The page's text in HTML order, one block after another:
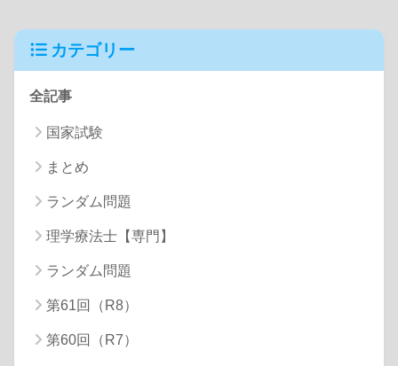
カテゴリー
全記事
国家試験
まとめ
ランダム問題
理学療法士【専門】
ランダム問題
第61回（R8）
第60回（R7）